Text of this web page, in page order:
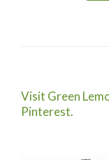
Visit Green
Pinterest.